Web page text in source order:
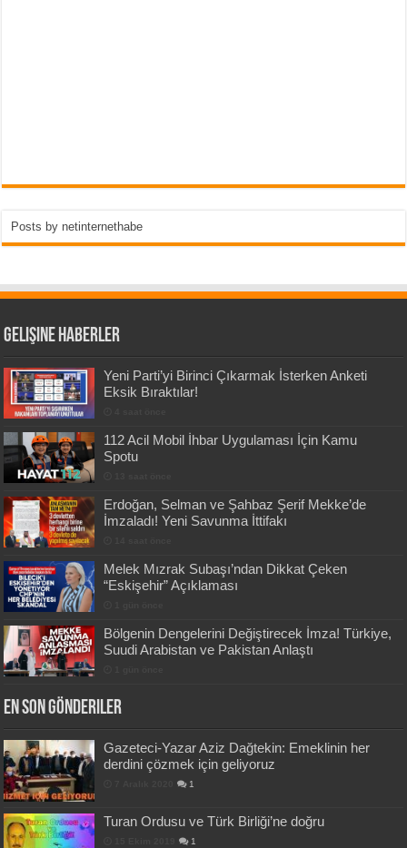
Posts by netinternethabe
Gelişine Haberler
Yeni Parti’yi Birinci Çıkarmak İsterken Anketi
Eksik Bıraktılar!
112 Acil Mobil İhbar Uygulaması İçin Kamu
Spotu
Erdoğan, Selman ve Şahbaz Şerif Mekke’de
İmzaladı! Yeni Savunma İttifakı
Melek Mızrak Subaşı’ndan Dikkat Çeken
“Eskişehir” Açıklaması
Bölgenin Dengelerini Değiştirecek İmza! Türkiye,
Suudi Arabistan ve Pakistan Anlaştı
En Son Gönderiler
Gazeteci-Yazar Aziz Dağtekin: Emeklinin her
derdini çözmek için geliyoruz
1
Turan Ordusu ve Türk Birliği’ne doğru
1